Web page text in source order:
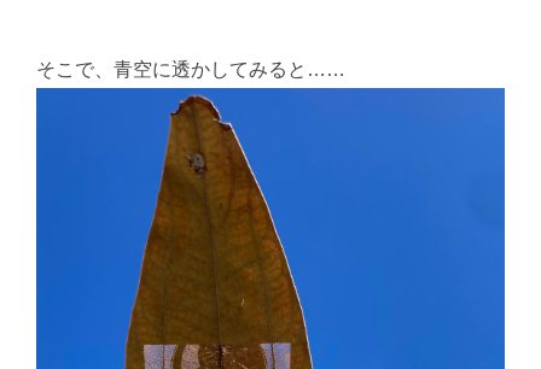
そこで、青空に透かしてみると……